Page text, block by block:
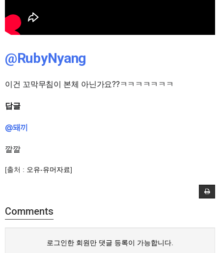
@RubyNyang
이건 꼬막무침이 본체 아닌가요??ㅋㅋㅋㅋㅋㅋㅋ
답글
@돼끼
깔깔
[출처 : 오유-유머자료]
Comments
로그인한 회원만 댓글 등록이 가능합니다.